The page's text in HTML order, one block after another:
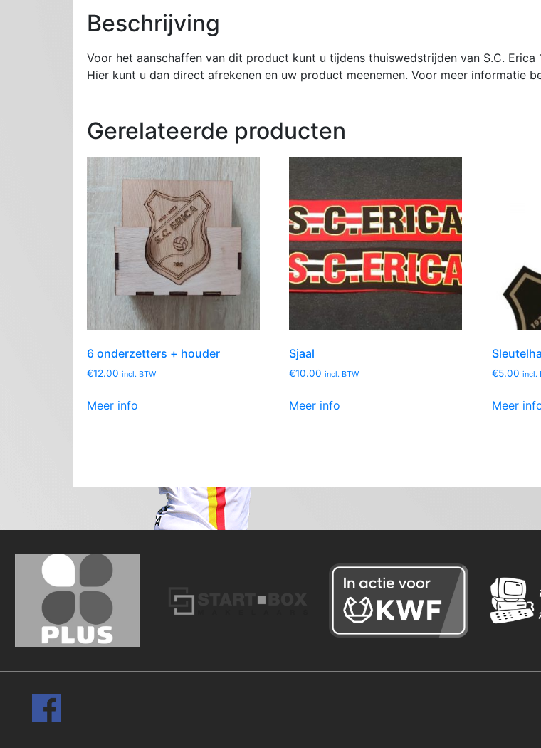
Beschrijving
Voor het aanschaffen van dit product kunt u tijdens thuiswedstrijden van S.C.
Hier kunt u dan direct afrekenen en uw product meenemen. Voor meer informatie
Gerelateerde producten
6 onderzetters + houder
€12.00 incl. BTW
Meer info
Sjaal
€10.00 incl. BTW
Meer info
€5.00 incl.
Meer